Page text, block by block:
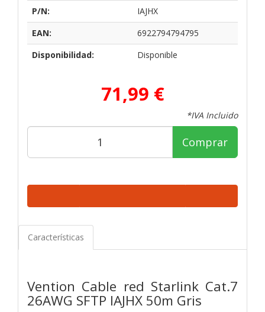
P/N:
IAJHX
EAN:
6922794794795
Disponibilidad:
Disponible
71,99 €
*IVA Incluido
Comprar
Características
Vention Cable red Starlink Cat.7
26AWG SFTP IAJHX 50m Gris